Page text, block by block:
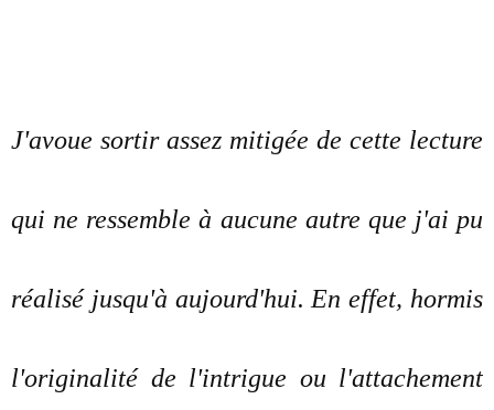
J'avoue sortir assez mitigée de cette lecture
qui ne ressemble à aucune autre que j'ai pu
réalisé jusqu'à aujourd'hui. En effet, hormis
l'originalité de l'intrigue ou l'attachement